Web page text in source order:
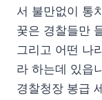
서 불만없이 통
꿎은 경찰들만
그리고 어떤 나
라 하는데 있읍
경찰청장 봉급